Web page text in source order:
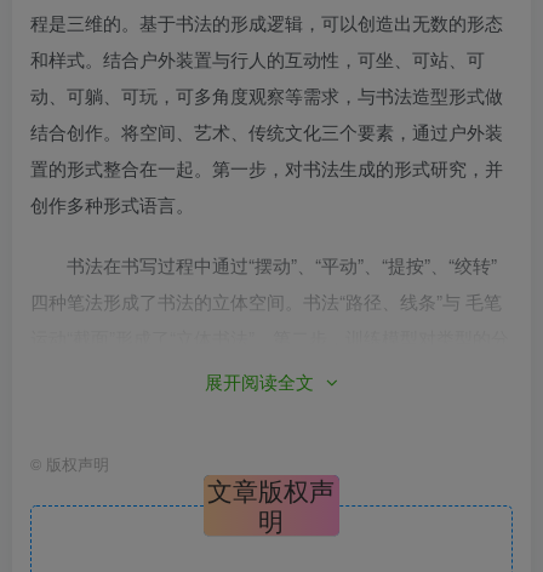
程是三维的。基于书法的形成逻辑，可以创造出无数的形态
和样式。结合户外装置与行人的互动性，可坐、可站、可
动、可躺、可玩，可多角度观察等需求，与书法造型形式做
结合创作。将空间、艺术、传统文化三个要素，通过户外装
置的形式整合在一起。第一步，对书法生成的形式研究，并
创作多种形式语言。
书法在书写过程中通过“摆动”、“平动”、“提按”、“绞转”
四种笔法形成了书法的立体空间。书法“路径、线条”与 毛笔
析研究：对创作原型进行识别，利用prompt engine生成相关
利用autoDL训练的模型, 根据书法中不同文字书写方式，利
用control net 生成一些列相关的类似形式，形式控制主要来
源于书法的特定书写逻辑以及汉字偏旁部首的解构。
展开阅读全文
© 版权声明
文章版权声
明